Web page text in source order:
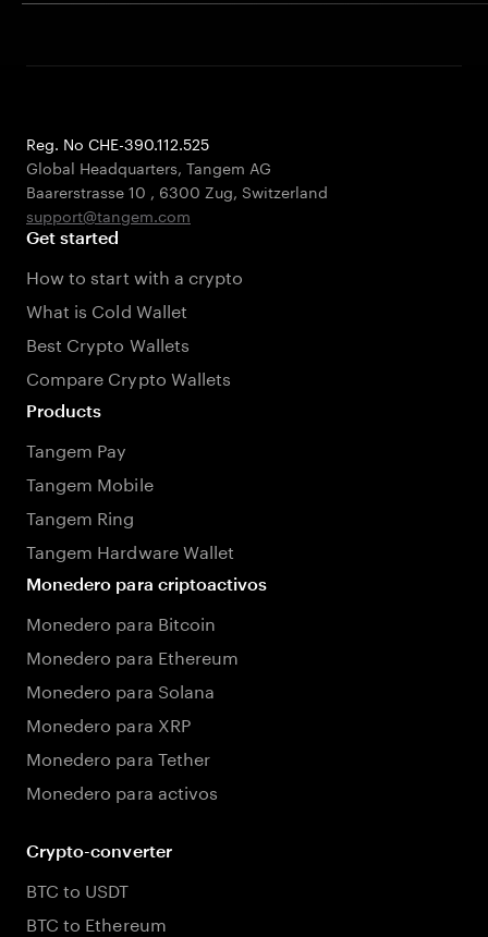
Reg. No CHE-390.112.525
Global Headquarters, Tangem AG
Baarerstrasse 10 , 6300 Zug, Switzerland
support@tangem.com
Get started
How to start with a crypto
What is Cold Wallet
Best Crypto Wallets
Compare Crypto Wallets
Products
Tangem Pay
Tangem Mobile
Tangem Ring
Tangem Hardware Wallet
Monedero para criptoactivos
Monedero para Bitcoin
Monedero para Ethereum
Monedero para Solana
Monedero para XRP
Monedero para Tether
Monedero para activos
Crypto-converter
BTC to USDT
BTC to Ethereum